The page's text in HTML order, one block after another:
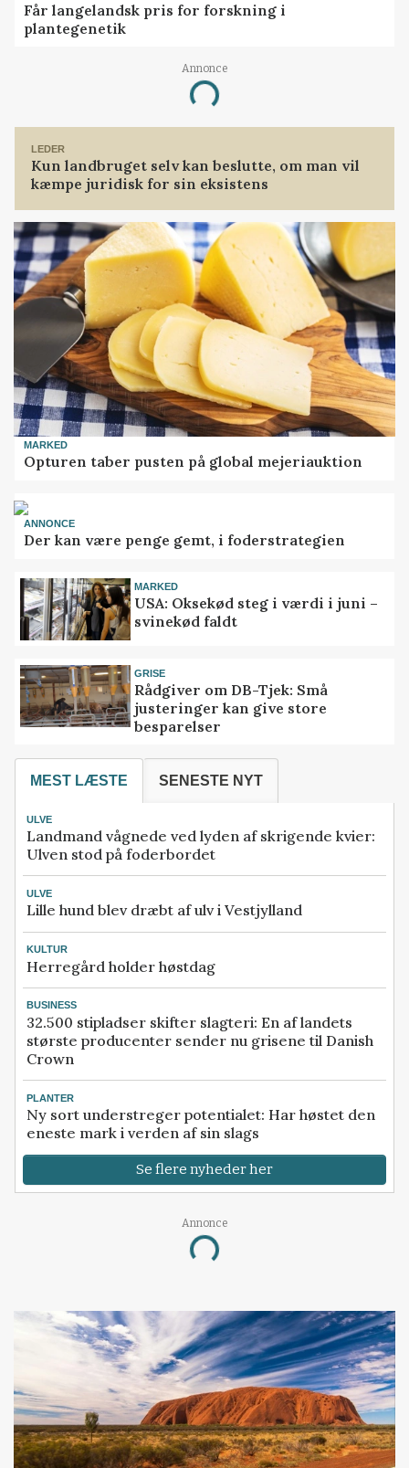
Får langelandsk pris for forskning i
plantegenetik
Annonce
Loading...
LEDER
Kun landbruget selv kan beslutte, om man vil
kæmpe juridisk for sin eksistens
MARKED
Opturen taber pusten på global mejeriauktion
ANNONCE
Der kan være penge gemt, i foderstrategien
MARKED
USA: Oksekød steg i værdi i juni –
svinekød faldt
GRISE
Rådgiver om DB-Tjek: Små
justeringer kan give store
besparelser
MEST LÆSTE SENESTE NYT
ULVE
Landmand vågnede ved lyden af skrigende kvier:
Ulven stod på foderbordet
ULVE
Lille hund blev dræbt af ulv i Vestjylland
KULTUR
Herregård holder høstdag
BUSINESS
32.500 stipladser skifter slagteri: En af landets
største producenter sender nu grisene til Danish
Crown
PLANTER
Ny sort understreger potentialet: Har høstet den
eneste mark i verden af sin slags
Se flere nyheder her
Annonce
Loading...